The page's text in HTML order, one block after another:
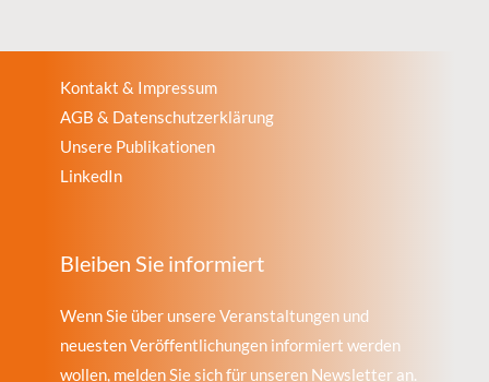
Kontakt & Impressum
AGB & Datenschutzerklärung
Unsere Publikationen
LinkedIn
Bleiben Sie informiert
Wenn Sie über unsere Veranstaltungen und
neuesten Veröffentlichungen informiert werden
wollen, melden Sie sich für unseren Newsletter an.